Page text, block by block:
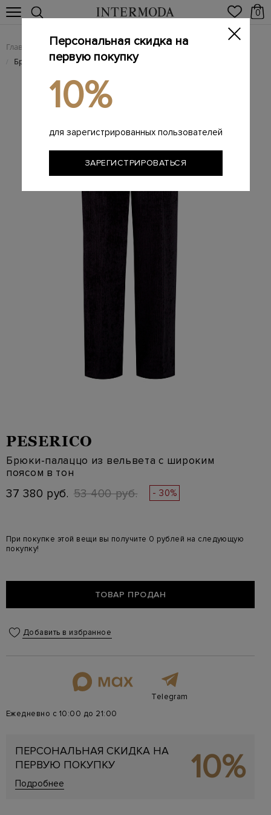
0
Главная Женщинам / Женская одежда / Женские брюки
/ Брюки-палаццо из вельвета с широким поясом в тон
PESERICO
Брюки-палаццо из вельвета с широким
поясом в тон
37 380 руб. 53 400 руб. - 30%
При покупке этой вещи вы получите 0 рублей на следующую
покупку!
ТОВАР ПРОДАН
Добавить в избранное
Telegram
Ежедневно с 10:00 до 21:00
ПЕРСОНАЛЬНАЯ СКИДКА НА
ПЕРВУЮ ПОКУПКУ
Подробнее 10%
Персональная скидка на
первую покупку
10%
для зарегистрированных пользователей
ЗАРЕГИСТРИРОВАТЬСЯ